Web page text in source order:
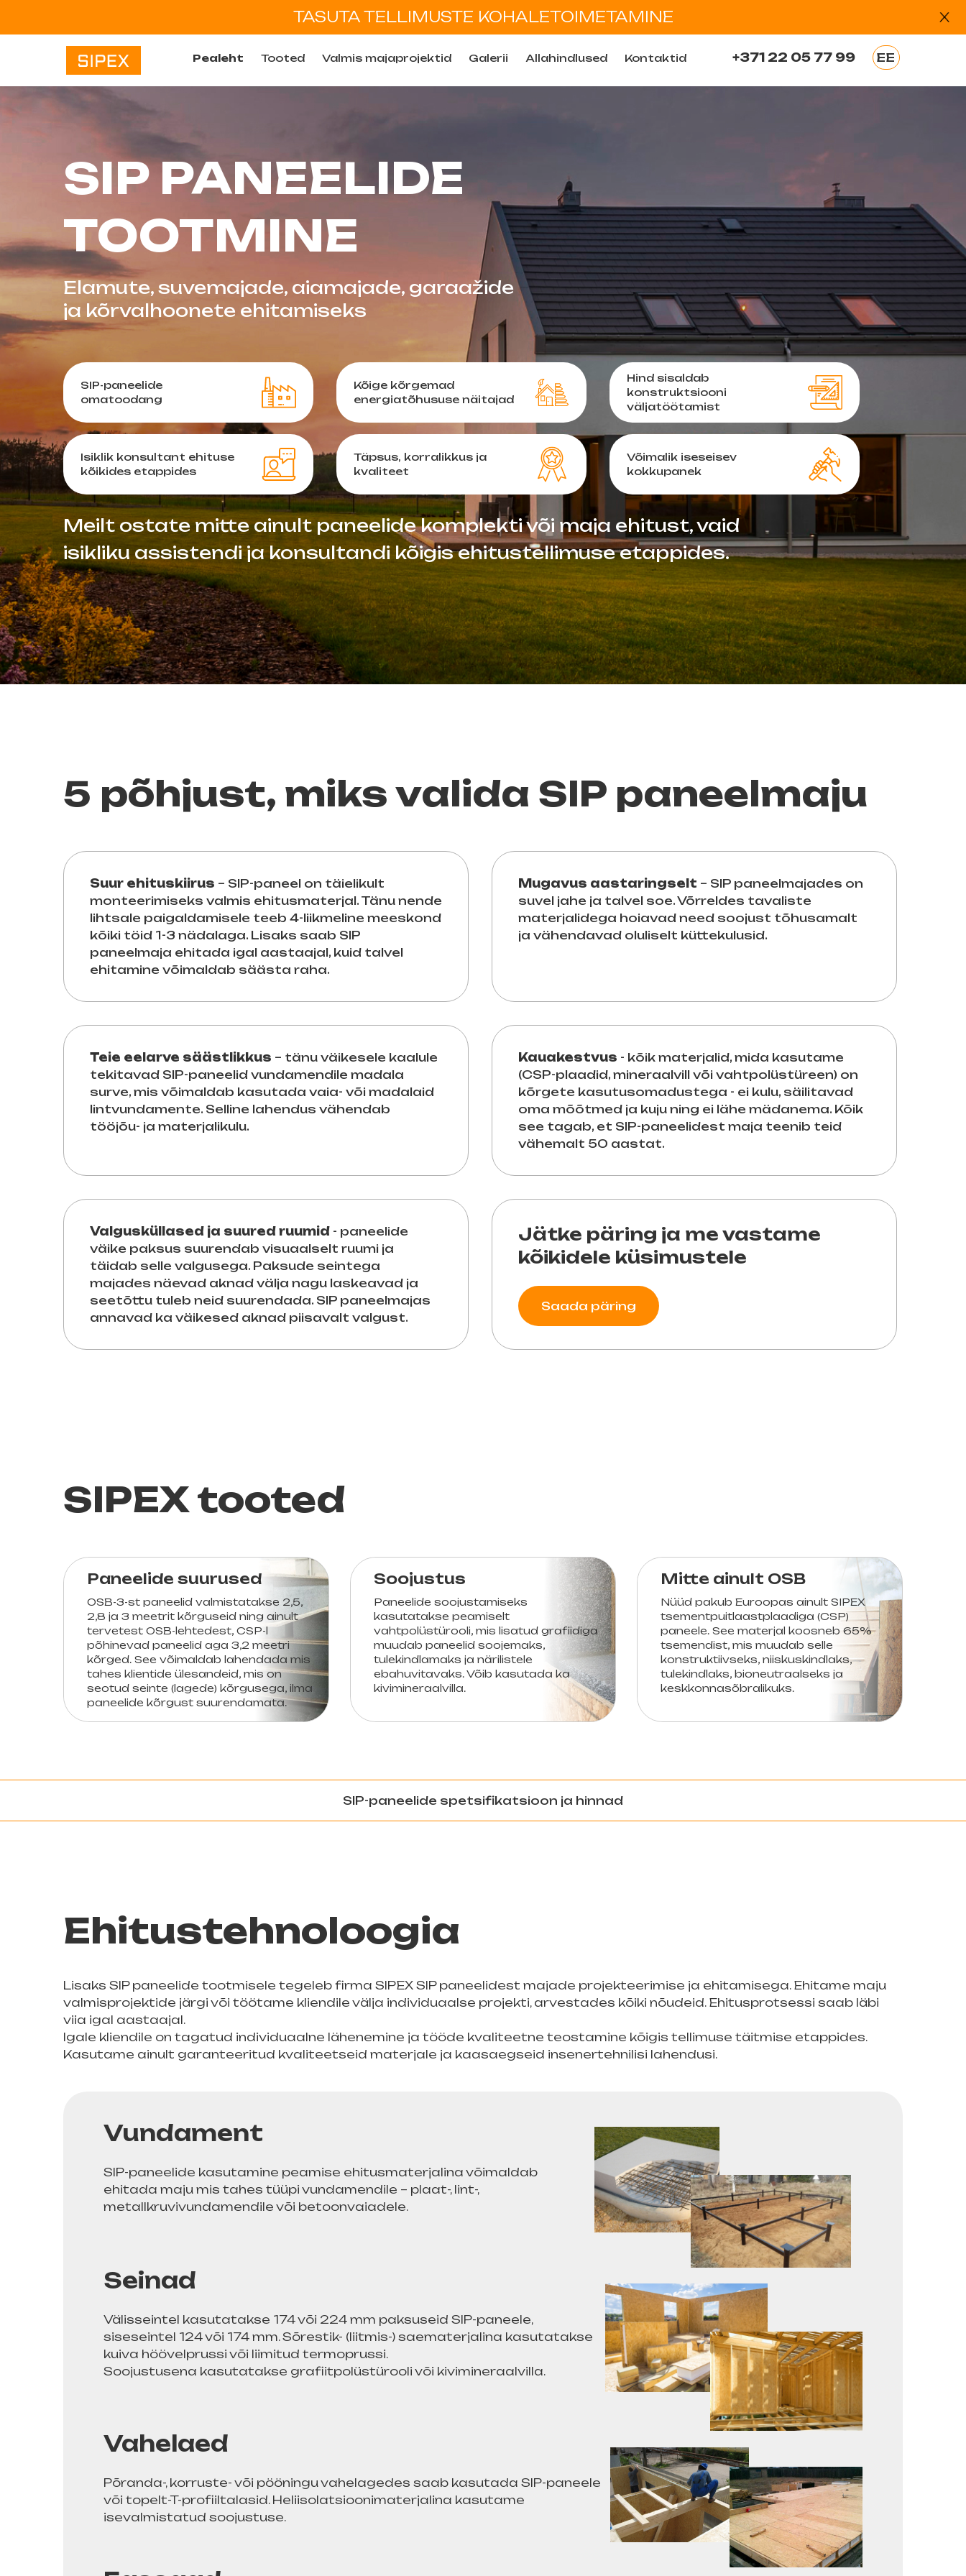
TASUTA TELLIMUSTE KOHALETOIMETAMINE
Pealeht Tooted Valmis majaprojektid Galerii Allahindlused Kontaktid +371 22 05 77 99
EE
SIP PANEELIDE
TOOTMINE
Elamute, suvemajade, aiamajade, garaažide
ja kõrvalhoonete ehitamiseks
SIP-paneelide
omatoodang
Kõige kõrgemad
energiatõhususe näitajad
Hind sisaldab
konstruktsiooni
väljatöötamist
Isiklik konsultant ehituse
kõikides etappides
Täpsus, korralikkus ja
kvaliteet
Võimalik iseseisev
kokkupanek
Meilt ostate mitte ainult paneelide komplekti või maja ehitust, vaid
isikliku assistendi ja konsultandi kõigis ehitustellimuse etappides.
5 põhjust, miks valida SIP paneelmaju
Suur ehituskiirus – SIP-paneel on täielikult
monteerimiseks valmis ehitusmaterjal. Tänu nende
lihtsale paigaldamisele teeb 4-liikmeline meeskond
kõiki töid 1-3 nädalaga. Lisaks saab SIP
paneelmaja ehitada igal aastaajal, kuid talvel
ehitamine võimaldab säästa raha.
Mugavus aastaringselt – SIP paneelmajades on
suvel jahe ja talvel soe. Võrreldes tavaliste
materjalidega hoiavad need soojust tõhusamalt
ja vähendavad oluliselt küttekulusid.
Teie eelarve säästlikkus – tänu väikesele kaalule
tekitavad SIP-paneelid vundamendile madala
surve, mis võimaldab kasutada vaia- või madalaid
lintvundamente. Selline lahendus vähendab
tööjõu- ja materjalikulu.
Kauakestvus - kõik materjalid, mida kasutame
(CSP-plaadid, mineraalvill või vahtpolüstüreen) on
kõrgete kasutusomadustega - ei kulu, säilitavad
oma mõõtmed ja kuju ning ei lähe mädanema. Kõik
see tagab, et SIP-paneelidest maja teenib teid
vähemalt 50 aastat.
Valgusküllased ja suured ruumid - paneelide
väike paksus suurendab visuaalselt ruumi ja
täidab selle valgusega. Paksude seintega
majades näevad aknad välja nagu laskeavad ja
seetõttu tuleb neid suurendada. SIP paneelmajas
annavad ka väikesed aknad piisavalt valgust.
Jätke päring ja me vastame
kõikidele küsimustele
Saada päring
SIPEX tooted
Paneelide suurused
OSB-3-st paneelid valmistatakse 2,5,
2,8 ja 3 meetrit kõrguseid ning ainult
tervetest OSB-lehtedest, CSP-l
põhinevad paneelid aga 3,2 meetri
kõrged. See võimaldab lahendada mis
tahes klientide ülesandeid, mis on
seotud seinte (lagede) kõrgusega, ilma
paneelide kõrgust suurendamata.
Soojustus
Paneelide soojustamiseks
kasutatakse peamiselt
vahtpolüstürooli, mis lisatud grafiidiga
muudab paneelid soojemaks,
tulekindlamaks ja närilistele
ebahuvitavaks. Võib kasutada ka
kivimineraalvilla.
Mitte ainult OSB
Nüüd pakub Euroopas ainult SIPEX
tsementpuitlaastplaadiga (CSP)
paneele. See materjal koosneb 65%
tsemendist, mis muudab selle
konstruktiivseks, niiskuskindlaks,
tulekindlaks, bioneutraalseks ja
keskkonnasõbralikuks.
SIP-paneelide spetsifikatsioon ja hinnad
Ehitustehnoloogia
Lisaks SIP paneelide tootmisele tegeleb firma SIPEX SIP paneelidest majade projekteerimise ja ehitamisega. Ehitame maju
valmisprojektide järgi või töötame kliendile välja individuaalse projekti, arvestades kõiki nõudeid. Ehitusprotsessi saab läbi
viia igal aastaajal.
Igale kliendile on tagatud individuaalne lähenemine ja tööde kvaliteetne teostamine kõigis tellimuse täitmise etappides.
Kasutame ainult garanteeritud kvaliteetseid materjale ja kaasaegseid insenertehnilisi lahendusi.
Vundament
SIP-paneelide kasutamine peamise ehitusmaterjalina võimaldab
ehitada maju mis tahes tüüpi vundamendile – plaat-, lint-,
metallkruvivundamendile või betoonvaiadele.
Seinad
Välisseintel kasutatakse 174 või 224 mm paksuseid SIP-paneele,
siseseintel 124 või 174 mm. Sõrestik- (liitmis-) saematerjalina kasutatakse
kuiva höövelprussi või liimitud termoprussi.
Soojustusena kasutatakse grafiitpolüstürooli või kivimineraalvilla.
Vahelaed
Põranda-, korruste- või pööningu vahelagedes saab kasutada SIP-paneele
või topelt-T-profiiltalasid. Heliisolatsioonimaterjalina kasutame
isevalmistatud soojustuse.